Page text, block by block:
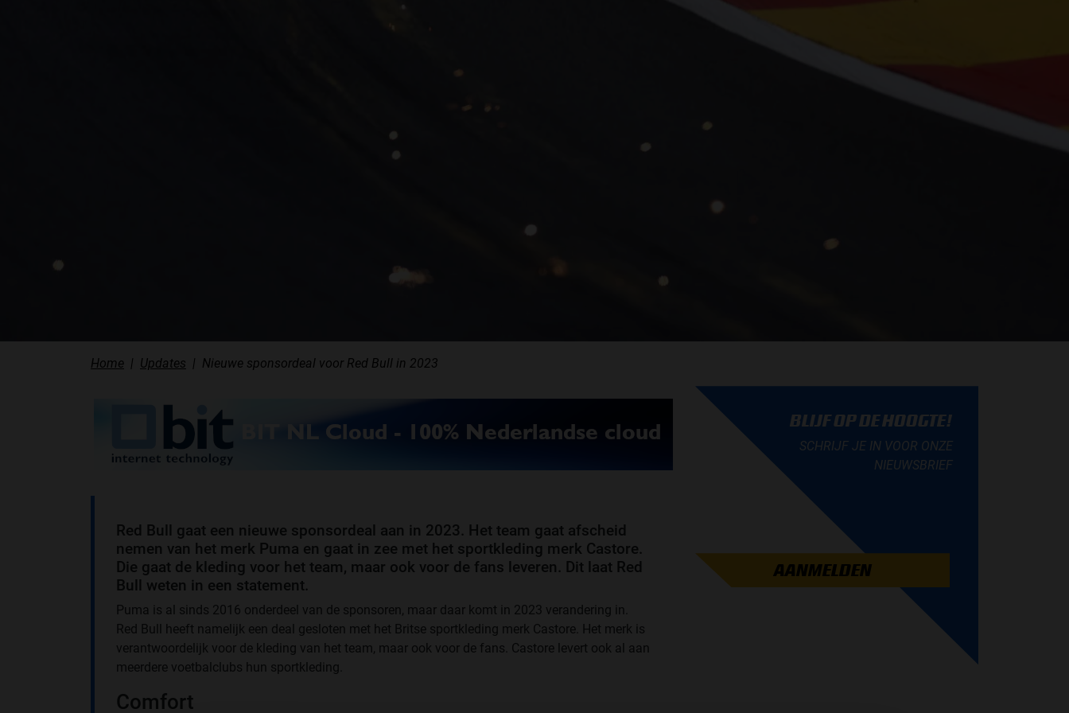
Home Updates Nieuwe sponsordeal voor Red Bull in 2023
Red Bull gaat een nieuwe sponsordeal aan in 2023. Het team gaat afscheid
nemen van het merk Puma en gaat in zee met het sportkleding merk Castore.
Die gaat de kleding voor het team, maar ook voor de fans leveren. Dit laat Red
Bull weten in een statement.
Puma is al sinds 2016 onderdeel van de sponsoren, maar daar komt in 2023 verandering in.
Red Bull heeft namelijk een deal gesloten met het Britse sportkleding merk Castore. Het merk is
verantwoordelijk voor de kleding van het team, maar ook voor de fans. Castore levert ook al aan
meerdere voetbalclubs hun sportkleding.
Comfort
BLIJF OP DE HOOGTE!
SCHRIJF JE IN VOOR ONZE
NIEUWSBRIEF
AANMELDEN